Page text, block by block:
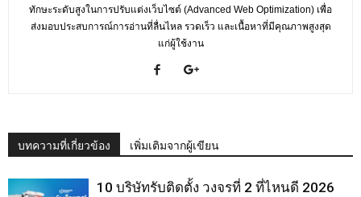
ทักษะระดับสูงในการปรับแต่งเว็บไซต์ (Advanced Web Optimization) เพื่อ
ส่งมอบประสบการณ์การอ่านที่ลื่นไหล รวดเร็ว และเนื้อหาที่มีคุณภาพสูงสุด
แก่ผู้ใช้งาน
บทความที่เกี่ยวข้อง เพิ่มเติมจากผู้เขียน
10 บริษัทรับติดตั้ง วงจรที่ 2 ที่ไหนดี 2026